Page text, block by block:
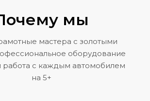
мы
мастера с золотыми
оборудование
работа с каждым автомобилем
на 5+